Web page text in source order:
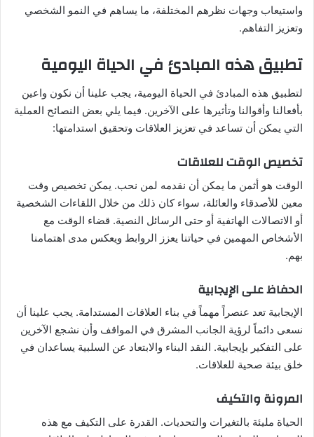
واستيعاب وجهات نظرهم المختلفة، ما يساهم في النمو الشخصي
وتعزيز التفاهم.
تطبيق هذه المبادئ في الحياة اليومية
لتطبيق هذه المبادئ في الحياة اليومية، يجب علينا أن نكون واعين
بأفعالنا وأقوالنا وتأثيرها على الآخرين. فيما يلي بعض النصائح العملية
التي يمكن أن تساعد في تعزيز العلاقات وتحقيق استدامتها:
تخصيص الوقت للعلاقات
الوقت هو أثمن ما يمكن أن نقدمه لمن نحب. يمكن تخصيص وقت
معين للأصدقاء والعائلة، سواء كان ذلك من خلال اللقاءات الشخصية
أو الاتصالات الهاتفية أو حتى الرسائل النصية. قضاء الوقت مع
الأشخاص المهمين في حياتنا يعزز الروابط ويعكس مدى اهتمامنا
بهم.
الحفاظ على الإيجابية
الإيجابية تعد عنصراً مهماً في بناء العلاقات المستدامة. يجب علينا أن
نسعى دائماً لرؤية الجانب المشرق في المواقف وأن نشجع الآخرين
على التفكير بإيجابية. النقد البناء والابتعاد عن السلبية يساعدان في
خلق بيئة صحية للعلاقات.
المرونة والتكيف
الحياة مليئة بالتغيرات والتحديات. القدرة على التكيف مع هذه